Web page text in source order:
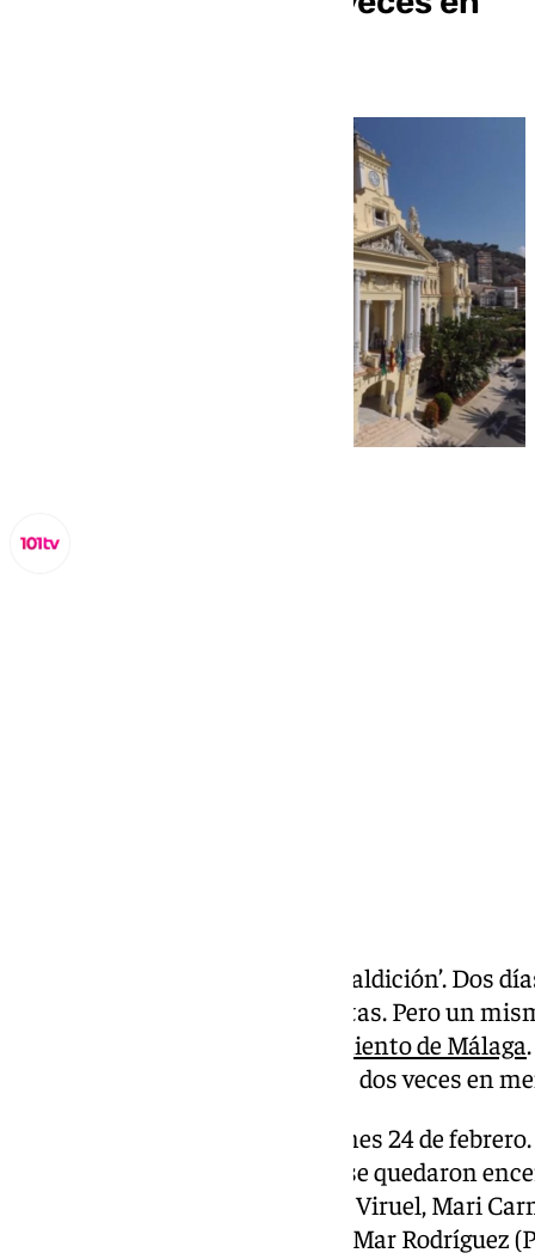
Una historia que parece una ‘maldición’. Dos
semana. Diferentes protagonistas. Pero un
Ayuntamiento de Málaga
atascado -con personas dentro- dos veces en
La primera vez fue el pasado lunes 24 de
seis concejales de la oposición se quedaron
minutos. Los ediles eran Rubén Viruel, Mari
Mari Carmen Martín y Rosa del Mar Rodríguez